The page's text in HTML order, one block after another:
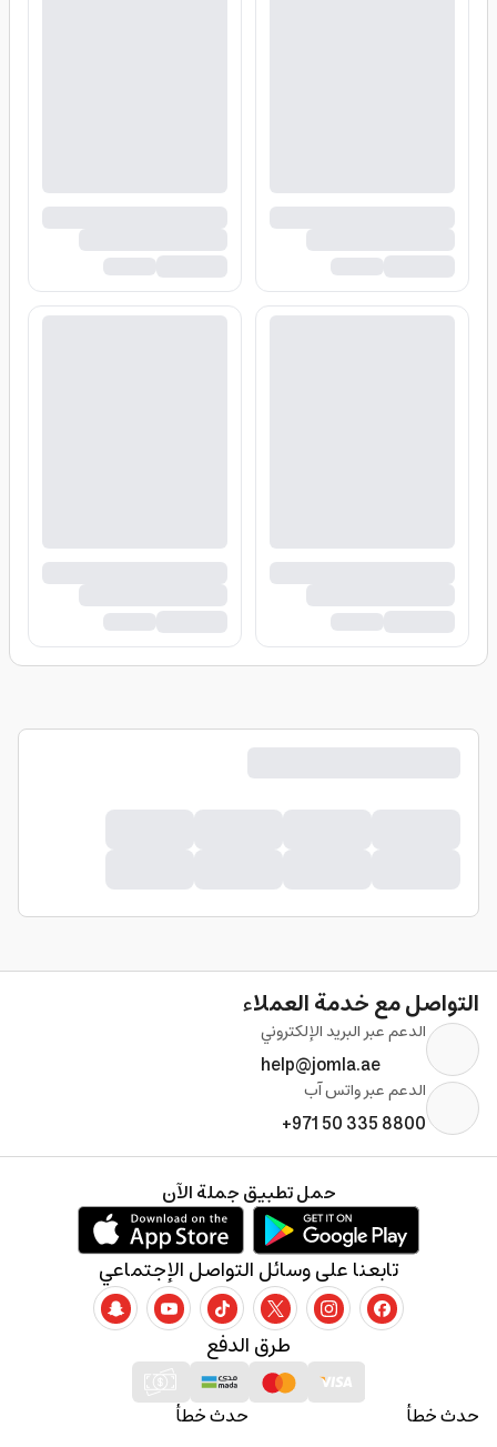
التواصل مع خدمة العملاء
الدعم عبر البريد الإلكتروني
help@jomla.ae
الدعم عبر واتس آب
+971 50 335 8800
حدث خطأ حدث خطأ
طرق الدفع
تابعنا على وسائل التواصل الإجتماعي
حمل تطبيق جملة الآن